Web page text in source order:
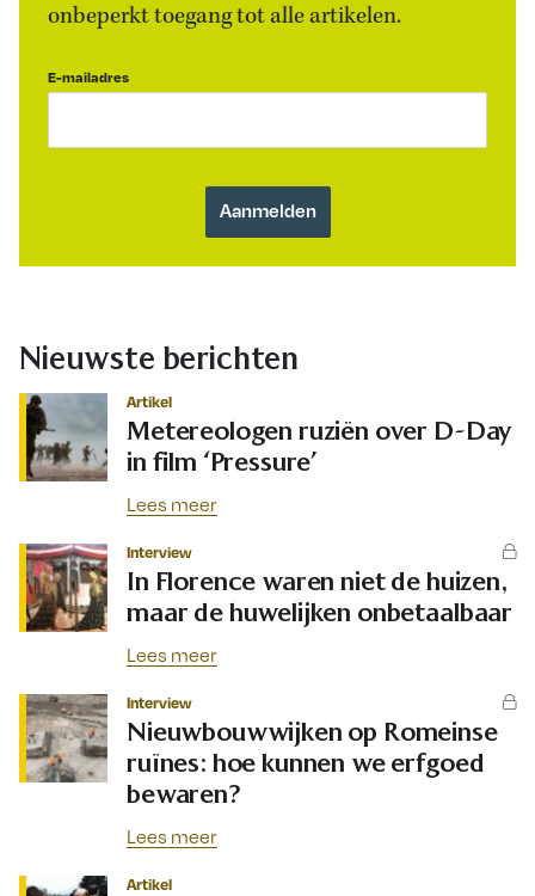
onbeperkt toegang tot alle artikelen.
E-mailadres
Nieuwste berichten
Artikel
Metereologen ruziën over D-Day
in film ‘Pressure’
Lees meer
Interview
In Florence waren niet de huizen,
maar de huwelijken onbetaalbaar
Lees meer
Interview
Nieuwbouwwijken op Romeinse
ruïnes: hoe kunnen we erfgoed
bewaren?
Lees meer
Artikel